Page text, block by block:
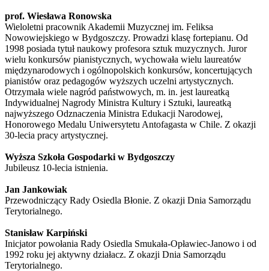
prof. Wiesława Ronowska
Wieloletni pracownik Akademii Muzycznej im. Feliksa
Nowowiejskiego w Bydgoszczy. Prowadzi klasę fortepianu. Od
1998 posiada tytuł naukowy profesora sztuk muzycznych. Juror
wielu konkursów pianistycznych, wychowała wielu laureatów
międzynarodowych i ogólnopolskich konkursów, koncertujących
pianistów oraz pedagogów wyższych uczelni artystycznych.
Otrzymała wiele nagród państwowych, m. in. jest laureatką
Indywidualnej Nagrody Ministra Kultury i Sztuki, laureatką
najwyższego Odznaczenia Ministra Edukacji Narodowej,
Honorowego Medalu Uniwersytetu Antofagasta w Chile. Z okazji
30-lecia pracy artystycznej.
Wyższa Szkoła Gospodarki w Bydgoszczy
Jubileusz 10-lecia istnienia.
Jan Jankowiak
Przewodniczący Rady Osiedla Błonie. Z okazji Dnia Samorządu
Terytorialnego.
Stanisław Karpiński
Inicjator powołania Rady Osiedla Smukała-Opławiec-Janowo i od
1992 roku jej aktywny działacz. Z okazji Dnia Samorządu
Terytorialnego.